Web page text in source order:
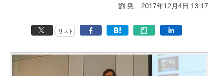
劉 尭 2017年12月4日 13:17
リスト